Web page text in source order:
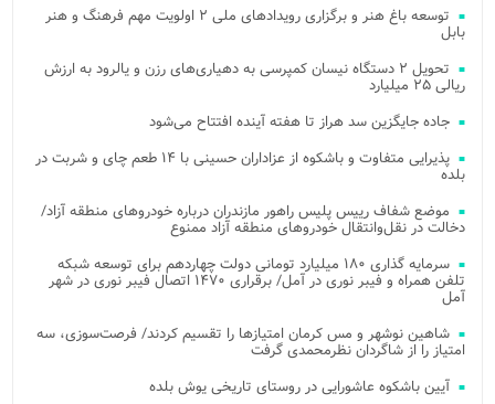
توسعه باغ هنر و برگزاری رویدادهای ملی ۲ اولویت مهم فرهنگ و هنر
بابل
تحویل ۲ دستگاه نیسان کمپرسی به دهیاری‌های رزن و یالرود به ارزش
ریالی ۲۵ میلیارد
جاده جایگزین سد هراز تا هفته آینده افتتاح می‌شود
پذیرایی متفاوت و باشکوه از عزاداران حسینی با ۱۴ طعم چای و شربت در
بلده
موضع شفاف رییس پلیس راهور مازندران درباره خودروهای منطقه آزاد/
دخالت در نقل‌وانتقال خودروهای منطقه آزاد ممنوع
سرمایه گذاری ۱۸۰ میلیارد تومانی دولت چهاردهم برای توسعه شبکه
تلفن همراه و فیبر نوری در آمل/ برقراری ۱۴۷۰ اتصال فیبر نوری در شهر
آمل
شاهین نوشهر و مس کرمان امتیازها را تقسیم کردند/ فرصت‌سوزی، سه
امتیاز را از شاگردان نظرمحمدی گرفت
آیین باشکوه عاشورایی در روستای تاریخی یوش بلده